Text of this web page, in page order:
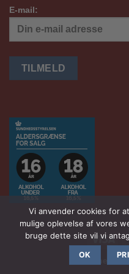
E-mail:
Vi anvender cookies for
mulige oplevelse af vores
bruge dette site vil vi
OK